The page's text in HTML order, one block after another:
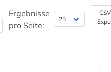
Ergebnisse
pro Seite: